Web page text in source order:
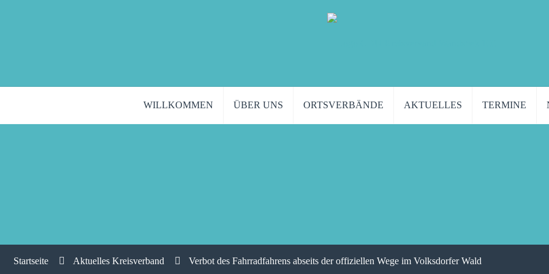
WILLKOMMEN ÜBER UNS ORTSVERBÄNDE AKTUELLES TERMINE
Startseite Aktuelles Kreisverband Verbot des Fahrradfahrens abseits der offiziellen Wege im Volksdorfer Wald